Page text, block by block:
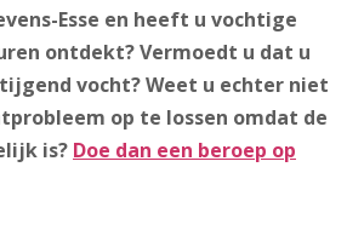
Esse en heeft u vochtige
ontdekt? Vermoedt u dat u
vocht? Weet u echter niet
op te lossen omdat de
is? Doe dan een beroep op